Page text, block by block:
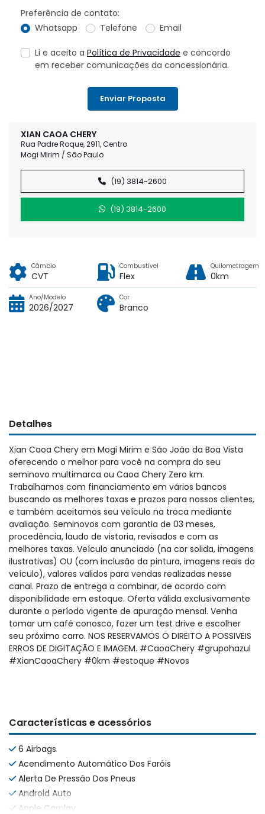
XIAN CAOA CHERY
Rua Padre Roque, 2911, Centro
Mogi Mirim / São Paulo
(19) 3814-2600
(19) 3814-2600
Preferência de contato:
Whatsapp
Telefone Email
Li e aceito a Política de Privacidade e concordo
em receber comunicações da concessionária.
Enviar Proposta
Câmbio
CVT
Combustível
Flex
Quilometragem
0km
Ano/Modelo
2026/2027
Cor
Branco
Detalhes
Xian Caoa Chery em Mogi Mirim e São João da Boa Vista
oferecendo o melhor para você na compra do seu
seminovo multimarca ou Caoa Chery Zero km.
Trabalhamos com financiamento em vários bancos
buscando as melhores taxas e prazos para nossos clientes,
e também aceitamos seu veículo na troca mediante
avaliação. Seminovos com garantia de 03 meses,
procedência, laudo de vistoria, revisados e com as
melhores taxas. Veículo anunciado (na cor solida, imagens
ilustrativas) OU (com inclusão da pintura, imagens reais do
veículo), valores validos para vendas realizadas nesse
canal. Prazo de entrega a combinar, de acordo com
disponibilidade em estoque. Oferta válida exclusivamente
durante o período vigente de apuração mensal. Venha
tomar um café conosco, fazer um test drive e escolher
seu próximo carro. NOS RESERVAMOS O DIREITO A POSSIVEIS
ERROS DE DIGITAÇÃO E IMAGEM. #CaoaChery #grupohazul
#XianCaoaChery #0km #estoque #Novos
Características e acessórios
6 Airbags
Acendimento Automático Dos Faróis
Alerta De Pressão Dos Pneus
Android Auto
Apple Carplay